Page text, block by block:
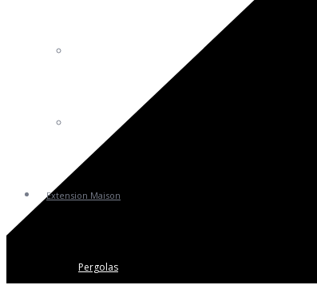
Extension Maison
Pergolas